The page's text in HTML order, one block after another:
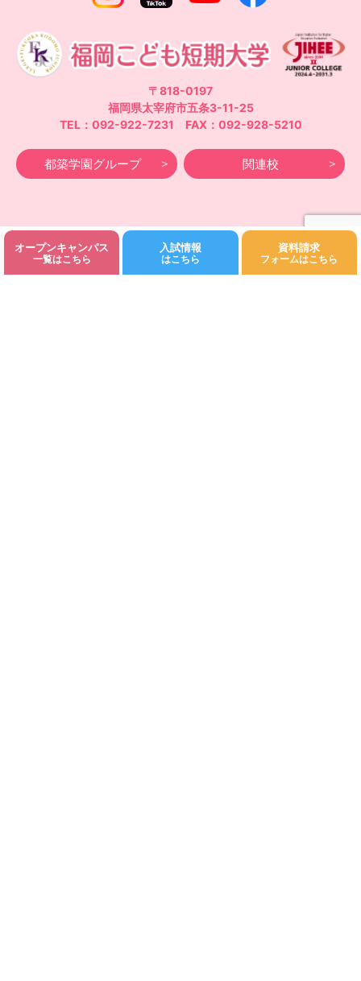
オープンキャンパス
一覧はこちら
入試情報
はこちら
資料請求
フォームはこちら
〒818-0197
福岡県太宰府市五条3-11-25
TEL：092-922-7231 FAX：092-928-5210
都築学園グループ 関連校
©Fukuoka Kodomo Junior College 都築学園.All rights reserved.